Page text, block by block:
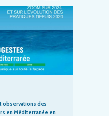
observations des
en Méditerranée en